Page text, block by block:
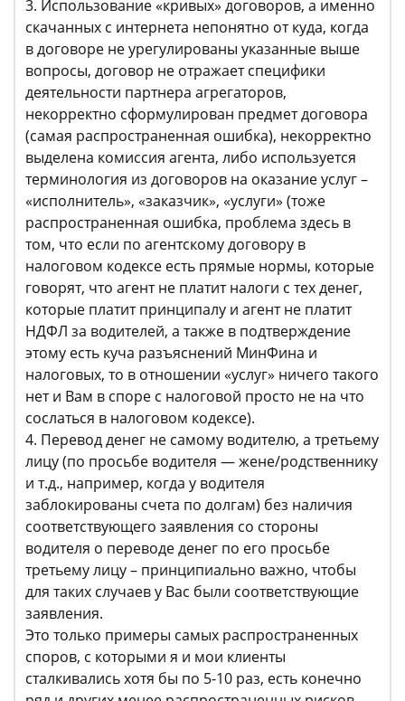
3. Использование «кривых» договоров, а именно
скачанных с интернета непонятно от куда, когда
в договоре не урегулированы указанные выше
вопросы, договор не отражает специфики
деятельности партнера агрегаторов,
некорректно сформулирован предмет договора
(самая распространенная ошибка), некорректно
выделена комиссия агента, либо используется
терминология из договоров на оказание услуг –
«исполнитель», «заказчик», «услуги» (тоже
распространенная ошибка, проблема здесь в
том, что если по агентскому договору в
налоговом кодексе есть прямые нормы, которые
говорят, что агент не платит налоги с тех денег,
которые платит принципалу и агент не платит
НДФЛ за водителей, а также в подтверждение
этому есть куча разъяснений МинФина и
налоговых, то в отношении «услуг» ничего такого
нет и Вам в споре с налоговой просто не на что
сослаться в налоговом кодексе).
4. Перевод денег не самому водителю, а третьему
лицу (по просьбе водителя — жене/родственнику
и т.д., например, когда у водителя
заблокированы счета по долгам) без наличия
соответствующего заявления со стороны
водителя о переводе денег по его просьбе
третьему лицу – принципиально важно, чтобы
для таких случаев у Вас были соответствующие
заявления.
Это только примеры самых распространенных
споров, с которыми я и мои клиенты
сталкивались хотя бы по 5-10 раз, есть конечно